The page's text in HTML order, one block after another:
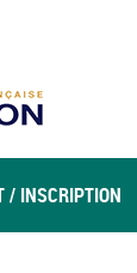
/ INSCRIPTION